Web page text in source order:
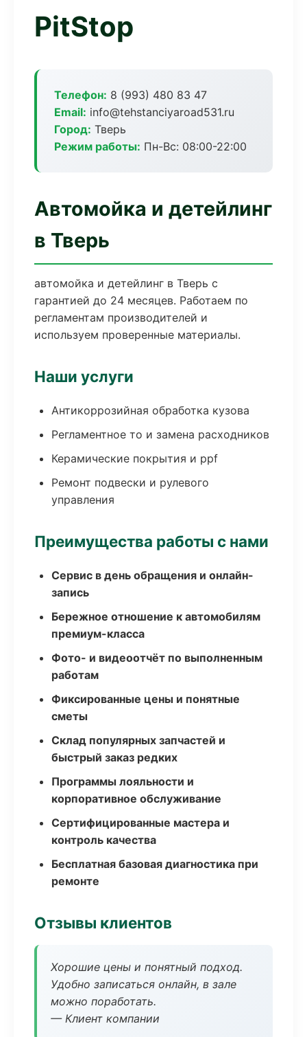
PitStop
Телефон: 8 (993) 480 83 47
Email: info@tehstanciyaroad531.ru
Город: Тверь
Режим работы: Пн-Вс: 08:00-22:00
Автомойка и детейлинг
в Тверь
автомойка и детейлинг в Тверь с
гарантией до 24 месяцев. Работаем по
регламентам производителей и
используем проверенные материалы.
Наши услуги
Антикоррозийная обработка кузова
Регламентное то и замена расходников
Керамические покрытия и ppf
Ремонт подвески и рулевого
управления
Преимущества работы с нами
Сервис в день обращения и онлайн-
запись
Бережное отношение к автомобилям
премиум-класса
Фото- и видеоотчёт по выполненным
работам
Фиксированные цены и понятные
сметы
Склад популярных запчастей и
быстрый заказ редких
Программы лояльности и
корпоративное обслуживание
Сертифицированные мастера и
контроль качества
Бесплатная базовая диагностика при
ремонте
Отзывы клиентов
Хорошие цены и понятный подход.
Удобно записаться онлайн, в зале
можно поработать.
— Клиент компании